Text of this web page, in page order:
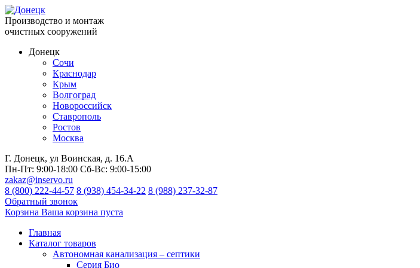
Производство и монтаж
очистных сооружений
Донецк
Сочи
Краснодар
Крым
Волгоград
Новороссийск
Ставрополь
Ростов
Москва
Г. Донецк, ул Воинская, д. 16.А
Пн-Пт: 9:00-18:00 Сб-Вс: 9:00-15:00
zakaz@inservo.ru
8 (800) 222-44-57 8 (938) 454-34-22 8 (988) 237-32-87
Обратный звонок
Корзина Ваша корзина пуста
Главная
Каталог товаров
Автономная канализация – септики
Серия Био